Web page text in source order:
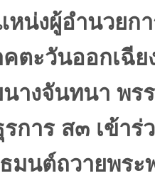
หน่งผู้อำนวยก
ตะวันออกเฉีย
นางจันทนา พร
การ ส๓ เข้าร่
มนต์ถวายพระ